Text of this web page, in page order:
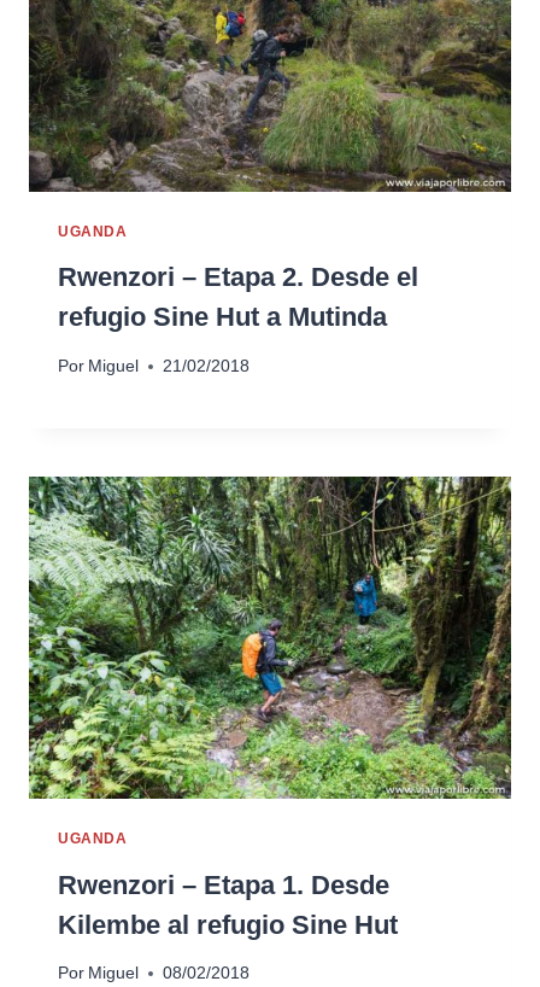
UGANDA
Rwenzori – Etapa 2. Desde el
refugio Sine Hut a Mutinda
Por Miguel 21/02/2018
UGANDA
Rwenzori – Etapa 1. Desde
Kilembe al refugio Sine Hut
Por Miguel 08/02/2018